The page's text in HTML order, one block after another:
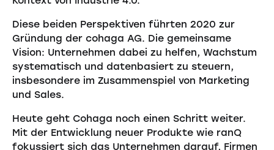
Diese beiden Perspektiven führten 2020 zur
Gründung der cohaga AG. Die gemeinsame
Vision: Unternehmen dabei zu helfen, Wachstum
systematisch und datenbasiert zu steuern,
insbesondere im Zusammenspiel von Marketing
und Sales.
Heute geht Cohaga noch einen Schritt weiter.
Mit der Entwicklung neuer Produkte wie ranQ
fokussiert sich das Unternehmen darauf, Firmen